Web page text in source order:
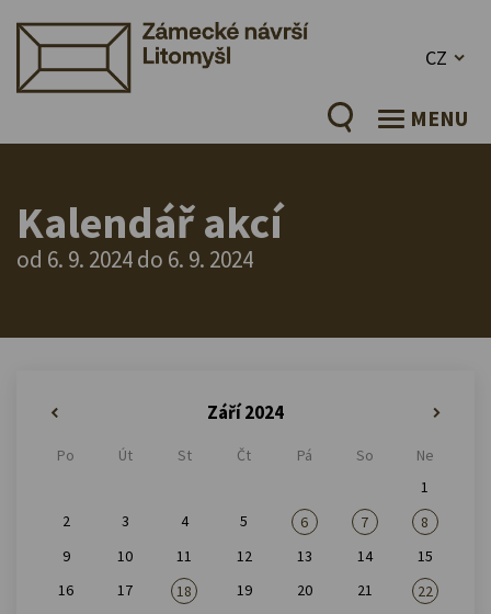
CZ
MENU
Kalendář akcí
od 6. 9. 2024 do 6. 9. 2024
Září 2024
Po Út St Čt Pá So
Ne
1
2
3 4 5 6 7
8
9
10 11 12 13 14
15
16
17 18 19 20 21
22